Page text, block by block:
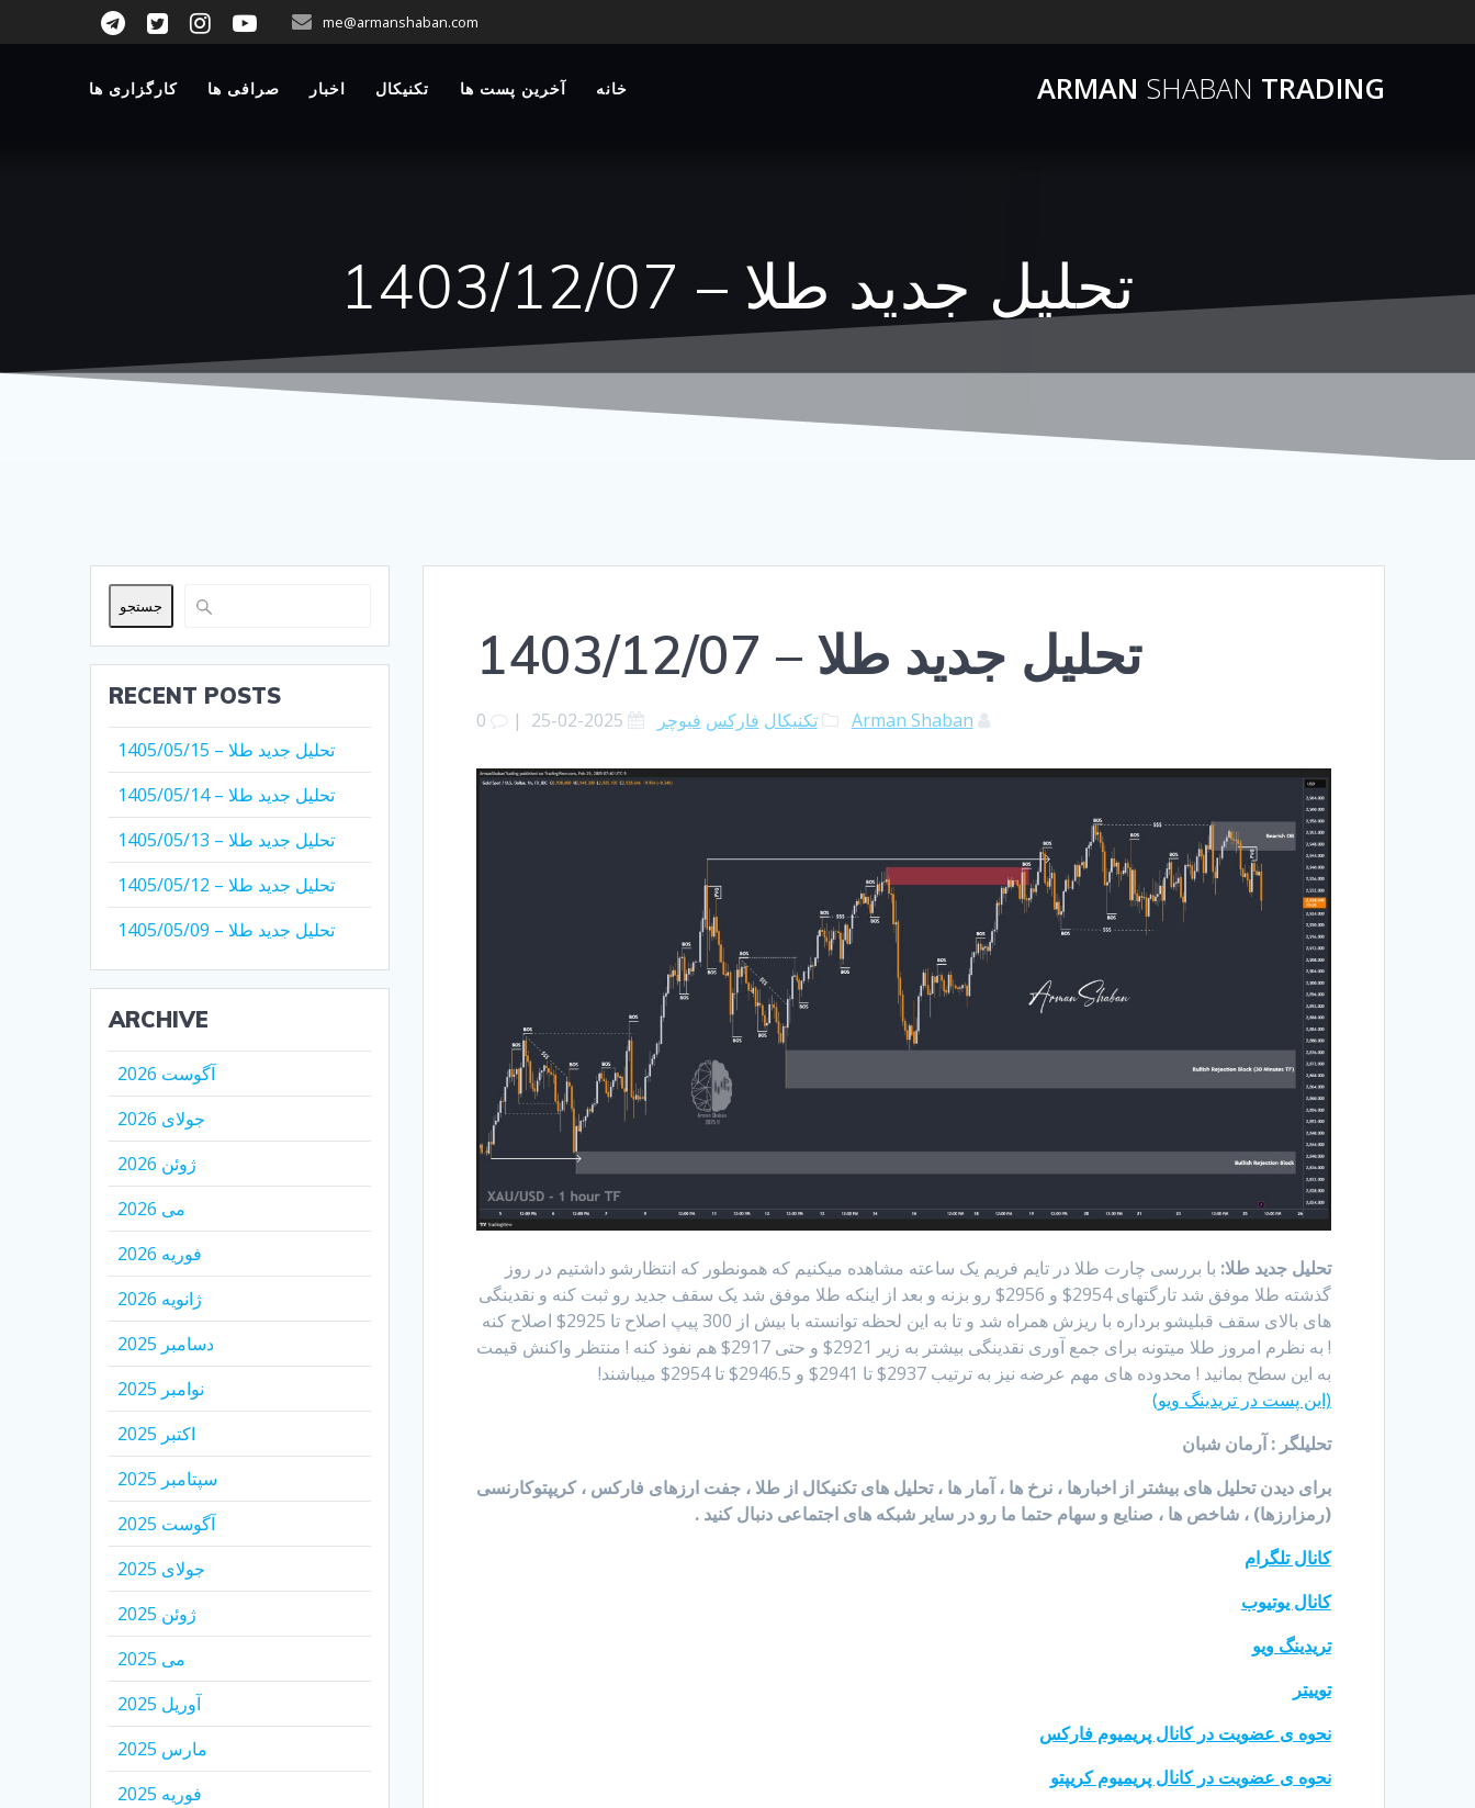
me@armanshaban.com
ARMAN SHABAN TRADING خانه آخرین پست ها تکنیکال اخبار صرافی ها کارگزاری ها
تحلیل جدید طلا – 1403/12/07
تحلیل جدید طلا – 1403/12/07
Arman Shaban تکنیکال فارکس فیوچر 2025-02-25
|
0
تحلیل جدید طلا: با بررسی چارت طلا در تایم فریم یک ساعته مشاهده میکنیم که همونطور که انتظارشو داشتیم در روز
گذشته طلا موفق شد تارگتهای 2954$ و 2956$ رو بزنه و بعد از اینکه طلا موفق شد یک سقف جدید رو ثبت کنه و نقدینگی
های بالای سقف قبلیشو برداره با ریزش همراه شد و تا به این لحظه توانسته با بیش از 300 پیپ اصلاح تا 2925$ اصلاح کنه
! به نظرم امروز طلا میتونه برای جمع آوری نقدینگی بیشتر به زیر 2921$ و حتی 2917$ هم نفوذ کنه ! منتظر واکنش قیمت
به این سطح بمانید ! محدوده های مهم عرضه نیز به ترتیب 2937$ تا 2941$ و 2946.5$ تا 2954$ میباشند!
(این پست در تریدینگ ویو)
تحلیلگر : آرمان شبان
برای دیدن تحلیل های بیشتر از اخبارها ، نرخ ها ، آمار ها ، تحلیل های تکنیکال از طلا ، جفت ارزهای فارکس ، کریپتوکارنسی
(رمزارزها) ، شاخص ها ، صنایع و سهام حتما ما رو در سایر شبکه های اجتماعی دنبال کنید .
کانال تلگرام
کانال یوتیوب
تریدینگ ویو
توییتر
نحوه ی عضویت در کانال پریمیوم فارکس
نحوه ی عضویت در کانال پریمیوم کریپتو
جستجو
RECENT POSTS
تحلیل جدید طلا – 1405/05/15
تحلیل جدید طلا – 1405/05/14
تحلیل جدید طلا – 1405/05/13
تحلیل جدید طلا – 1405/05/12
تحلیل جدید طلا – 1405/05/09
ARCHIVE
آگوست 2026
جولای 2026
ژوئن 2026
می 2026
فوریه 2026
ژانویه 2026
دسامبر 2025
نوامبر 2025
اکتبر 2025
سپتامبر 2025
آگوست 2025
جولای 2025
ژوئن 2025
می 2025
آوریل 2025
مارس 2025
فوریه 2025